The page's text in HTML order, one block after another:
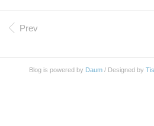
에 대해 살펴볼까요? 컴퓨터(Computer)
나, 대상을 혹시 모르는 분들은 없을 겁
게 컴퓨터(Computer)는 우리의 삶 속에
Prev
Blog is powered by Daum/ Designed by